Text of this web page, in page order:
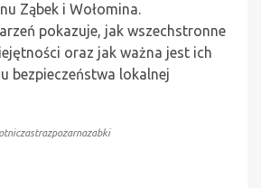
Ząbek i Wołomina.
pokazuje, jak wszechstronne
oraz jak ważna jest ich
bezpieczeństwa lokalnej